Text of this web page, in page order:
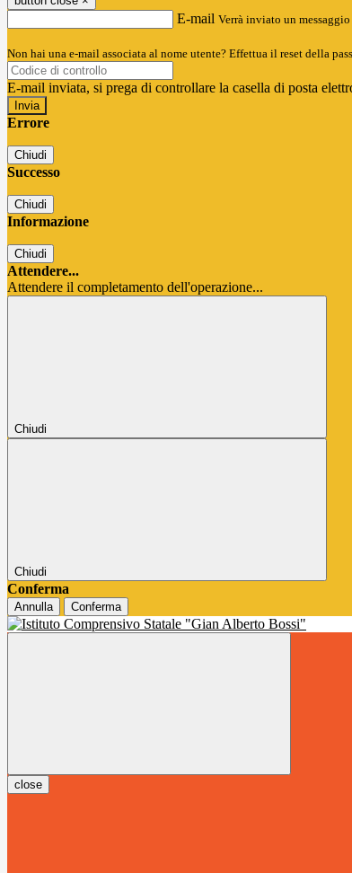
E-mail Verrà inviato un
Non hai una e-mail associata al nome utente? Effettua il reset della
E-mail inviata, si prega di controllare la casella di posta
Errore
Chiudi
Successo
Chiudi
Informazione
Chiudi
Attendere...
Attendere il completamento dell'operazione...
Chiudi
Chiudi
Conferma
Annulla Conferma
close